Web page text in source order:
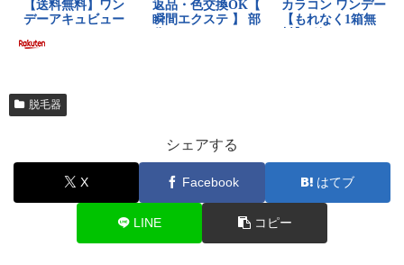
脱毛器
シェアする
X Facebook はてブ
LINE コピー